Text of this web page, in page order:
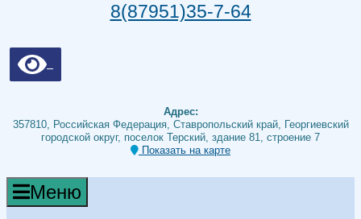
8(87951)35-7-64
Адрес:
357810, Российская Федерация, Ставропольский край, Георгиевский
городской округ, поселок Терский, здание 81, строение 7
Показать на карте
Меню